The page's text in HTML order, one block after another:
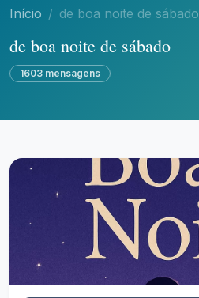
Início de boa noite de sábado
de boa noite de sábado
1603 mensagens